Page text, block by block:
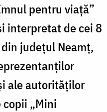
pentru viață”
interpretat de cei 8
județul Neamț,
ale autorităților
„Mini